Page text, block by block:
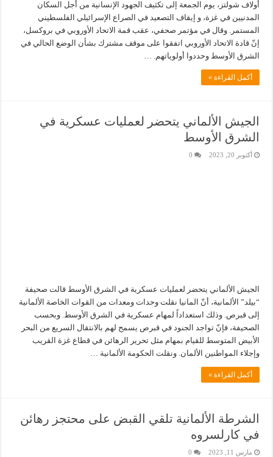
أولاف شولتز، يوم الجمعة إلى تكثيف الجهود الإنسانية من أجل السكان
المدنيين في غزة، و إيقاف التصعيد في الصراع الإسرائيلي الفلسطيني
المستمر. وقال في مؤتمر صحفي، عقب قمة الاتحاد الأوروبي في بروكسل،
إنّ قادة الاتحاد الأوروبي اتفقوا على موقف مشترك بشأن الوضع الحالي في
الشرق الأوسط وحددوا أولوياتهم. …
أكمل القراءة »
الجيش الألماني يتحضر لعمليات عسكرية في
الشرق الأوسط
أكتوبر 20, 2023 0
الجيش الألماني يتحضر لعمليات عسكرية في الشرق الأوسط قالت صحيفة
“بيلد” الألمانية، أنّ المانيا نقلت وحدات ومعدات من القوات الخاصة الألمانية
إلى قبرص. وذلك استعداداً لمهام عسكرية في الشرق الأوسط. وبحسب
الصحيفة، فإنّ تواجد الجنود في قبرص يسمح لهم بالانتقال السريع من البحر
الأبيض المتوسط للقيام بمهام مثل تحرير الرهائن في قطاع غزة القريب
وإجلاء المواطنين الألمان. ونقلت الحكومة الألمانية …
أكمل القراءة »
الشرطة الألمانية تلقي القبض على محتجز رهائن
في كارلسروه
مارس 11, 2023 0